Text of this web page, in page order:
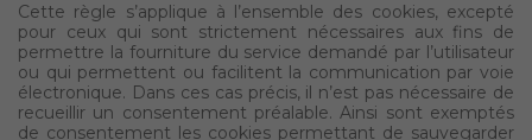
Cette règle s’applique à l’ensemble des cookies, excepté
pour ceux qui sont strictement nécessaires aux fins de
permettre la fourniture du service demandé par l’utilisateur
ou qui permettent ou facilitent la communication par voie
électronique. Dans ces cas précis, il n’est pas nécessaire de
recueillir un consentement préalable. Ainsi sont exemptés
de consentement les cookies permettant de sauvegarder